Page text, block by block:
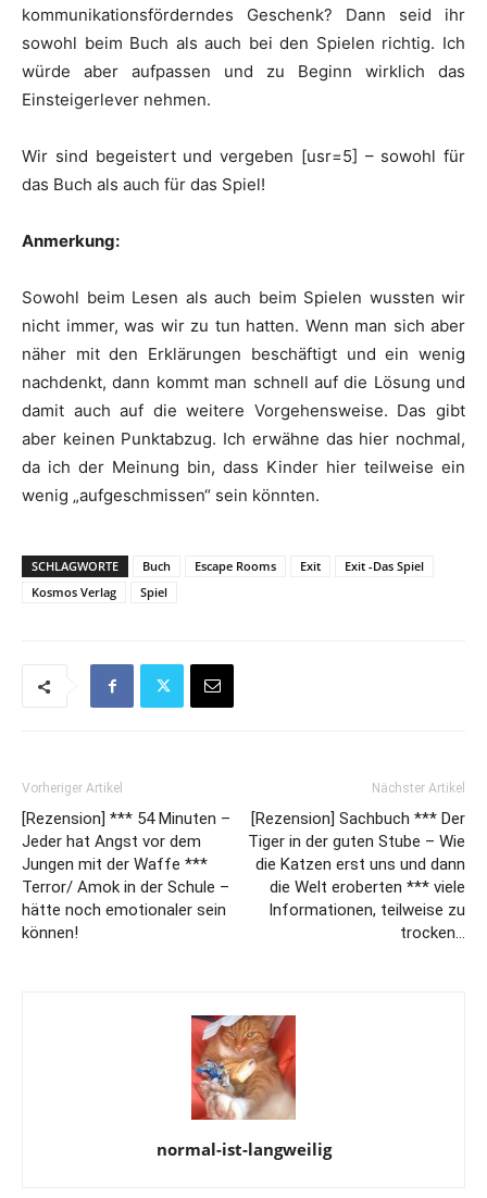
kommunikationsförderndes Geschenk? Dann seid ihr
sowohl beim Buch als auch bei den Spielen richtig. Ich
würde aber aufpassen und zu Beginn wirklich das
Einsteigerlever nehmen.
Wir sind begeistert und vergeben [usr=5] – sowohl für
das Buch als auch für das Spiel!
Anmerkung:
Sowohl beim Lesen als auch beim Spielen wussten wir
nicht immer, was wir zu tun hatten. Wenn man sich aber
näher mit den Erklärungen beschäftigt und ein wenig
nachdenkt, dann kommt man schnell auf die Lösung und
damit auch auf die weitere Vorgehensweise. Das gibt
aber keinen Punktabzug. Ich erwähne das hier nochmal,
da ich der Meinung bin, dass Kinder hier teilweise ein
wenig „aufgeschmissen“ sein könnten.
SCHLAGWORTE Buch Escape Rooms Exit
Exit -Das Spiel
Kosmos Verlag
Spiel
Vorheriger Artikel
[Rezension] *** 54 Minuten –
Jeder hat Angst vor dem
Jungen mit der Waffe ***
Terror/ Amok in der Schule –
hätte noch emotionaler sein
können!
Nächster Artikel
[Rezension] Sachbuch *** Der
Tiger in der guten Stube – Wie
die Katzen erst uns und dann
die Welt eroberten *** viele
Informationen, teilweise zu
trocken…
normal-ist-langweilig